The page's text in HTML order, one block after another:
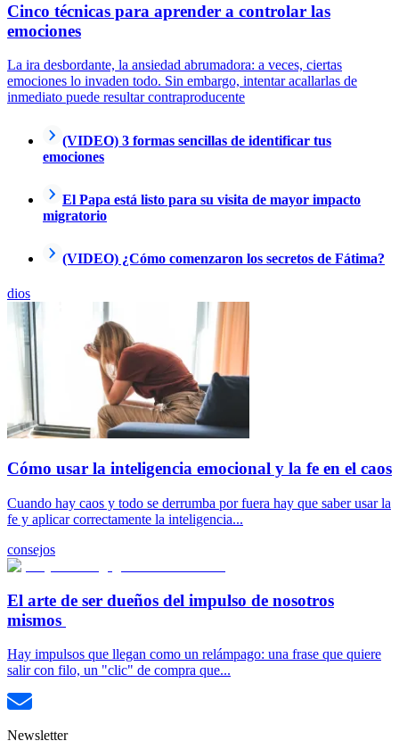
Cinco técnicas para aprender a controlar las
emociones
La ira desbordante, la ansiedad abrumadora: a veces, ciertas
emociones lo invaden todo. Sin embargo, intentar acallarlas de
inmediato puede resultar contraproducente
(VIDEO) 3 formas sencillas de identificar tus
emociones
El Papa está listo para su visita de mayor impacto
migratorio
(VIDEO) ¿Cómo comenzaron los secretos de Fátima?
dios
Cómo usar la inteligencia emocional y la fe en el caos
Cuando hay caos y todo se derrumba por fuera hay que saber usar la
fe y aplicar correctamente la inteligencia...
consejos
El arte de ser dueños del impulso de nosotros
mismos
Hay impulsos que llegan como un relámpago: una frase que quiere
salir con filo, un "clic" de compra que...
Newsletter